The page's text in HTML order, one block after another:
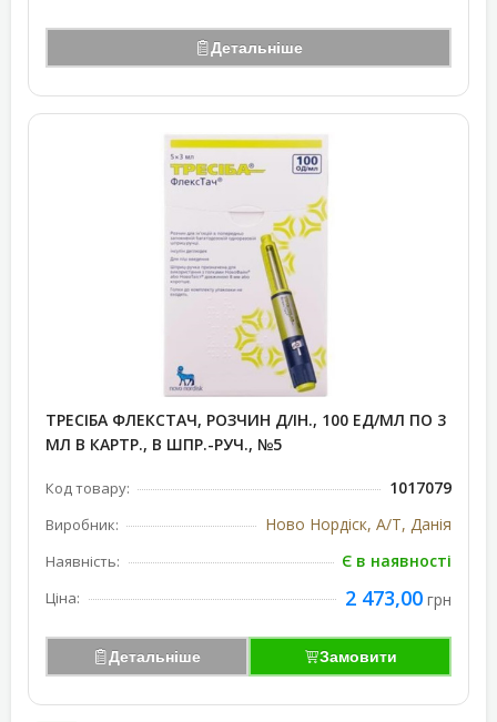
Детальніше
ТРЕСІБА ФЛЕКСТАЧ, РОЗЧИН Д/ІН., 100 ЕД/МЛ ПО 3
МЛ В КАРТР., В ШПР.-РУЧ., №5
Код товару: 1017079
Виробник: Ново Нордіск, А/Т, Данія
Наявність: Є в наявності
Ціна: 2 473,00 грн
Детальніше Замовити